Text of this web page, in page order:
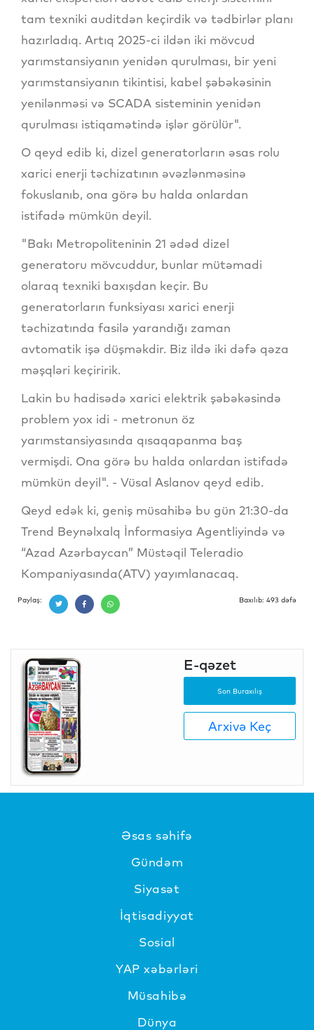
tam texniki auditdən keçirdik və tədbirlər planı
hazırladıq. Artıq 2025-ci ildən iki mövcud
yarımstansiyanın yenidən qurulması, bir yeni
yarımstansiyanın tikintisi, kabel şəbəkəsinin
yenilənməsi və SCADA sisteminin yenidən
qurulması istiqamətində işlər görülür".
O qeyd edib ki, dizel generatorların əsas rolu
xarici enerji təchizatının əvəzlənməsinə
fokuslanıb, ona görə bu halda onlardan
istifadə mümkün deyil.
"Bakı Metropoliteninin 21 ədəd dizel
generatoru mövcuddur, bunlar mütəmadi
olaraq texniki baxışdan keçir. Bu
generatorların funksiyası xarici enerji
təchizatında fasilə yarandığı zaman
avtomatik işə düşməkdir. Biz ildə iki dəfə qəza
məşqləri keçiririk.
Lakin bu hadisədə xarici elektrik şəbəkəsində
problem yox idi - metronun öz
yarımstansiyasında qısaqapanma baş
vermişdi. Ona görə bu halda onlardan istifadə
mümkün deyil". - Vüsal Aslanov qeyd edib.
Qeyd edək ki, geniş müsahibə bu gün 21:30-da
Trend Beynəlxalq İnformasiya Agentliyində və
“Azad Azərbaycan” Müstəqil Teleradio
Kompaniyasında(ATV) yayımlanacaq.
Paylaş: Baxılıb: 493 dəfə
E-qəzet
Son Buraxılış
Arxivə Keç
Əsas səhifə
Gündəm
Siyasət
İqtisadiyyat
Sosial
YAP xəbərləri
Müsahibə
Dünya